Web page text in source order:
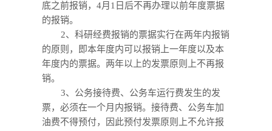
底之前报销，4月1日后不再办理以前年度票据
的报销。
2、科研经费报销的票据实行在两年内报销
的原则，即本年度内可以报销上一年度以及本
年度内的票据。两年以上的发票原则上不再报
销。
3、公务接待费、公务车运行费发生的发
票，必须在一个月内报销。接待费、公务车加
油费不得预付，因此预付发票原则上不允许报